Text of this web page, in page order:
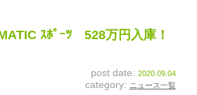
特別作業
スタッフ紹介
ｽﾎﾟｰﾂ 528万円入庫！
post date: 2020.09.04
category: ニュース一覧